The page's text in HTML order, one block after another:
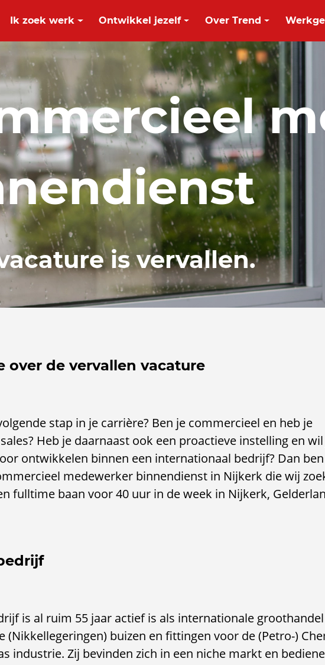
Ik zoek werk Ontwikkel jezelf Over Trend
is vervallen.
over de vervallen vacature
stap in je carrière? Ben je commercieel en heb je
Heb je daarnaast ook een proactieve instelling en
ontwikkelen binnen een internationaal bedrijf? Dan
medewerker binnendienst in Nijkerk die wij
fulltime baan voor 40 uur in de week in Nijkerk,
is al ruim 55 jaar actief is als internationale
(Nikkellegeringen) buizen en fittingen voor de (Petro-)
industrie. Zij bevinden zich in een niche markt en